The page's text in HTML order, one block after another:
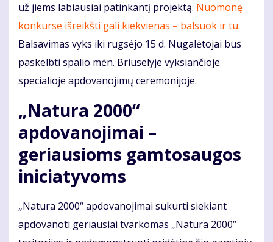
už jiems labiausiai patinkantį projektą. Nuomonę
konkurse išreikšti gali kiekvienas – balsuok ir tu.
Balsavimas vyks iki rugsėjo 15 d. Nugalėtojai bus
paskelbti spalio mėn. Briuselyje vyksiančioje
specialioje apdovanojimų ceremonijoje.
„Natura 2000“
apdovanojimai –
geriausioms gamtosaugos
iniciatyvoms
„Natura 2000“ apdovanojimai sukurti siekiant
apdovanoti geriausiai tvarkomas „Natura 2000“